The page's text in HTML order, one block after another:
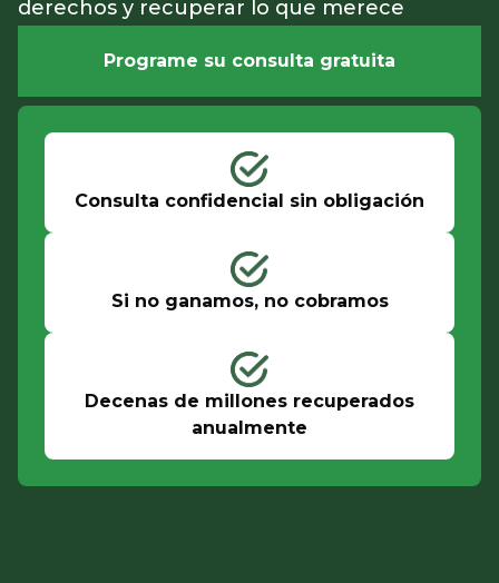
derechos y recuperar lo que merece
Programe su consulta gratuita
Consulta confidencial sin obligación
Si no ganamos, no cobramos
Decenas de millones recuperados
anualmente